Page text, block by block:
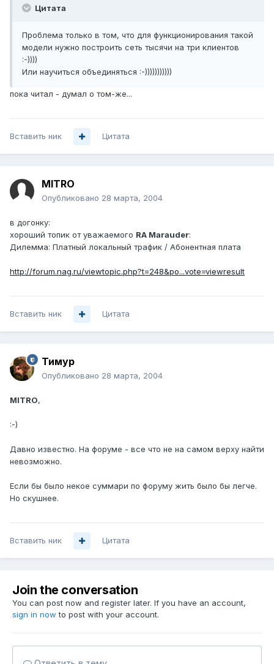
Цитата
Проблема только в том, что для функционирования такой
модели нужно построить сеть тысячи на три клиентов
:-))))
Или научиться объединяться :-)))))))))))
пока читал - думал о том-же...
Вставить ник Цитата
MITRO
Опубликовано 28 марта, 2004
в догонку:
хороший топик от уважаемого RA Marauder:
Дилемма: Платный локальный трафик / Абонентная плата
http://forum.nag.ru/viewtopic.php?t=248&po...vote=viewresult
Вставить ник Цитата
Тимур
Опубликовано 28 марта, 2004
MITRO,
:-)
Давно известно. На форуме - все что не на самом верху найти
невозможно.
Если бы было некое суммари по форуму жить было бы легче.
Но скушнее.
Вставить ник Цитата
Join the conversation
You can post now and register later. If you have an account,
sign in now to post with your account.